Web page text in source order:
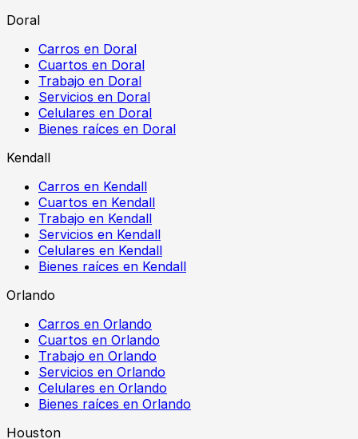
Doral
Carros en Doral
Cuartos en Doral
Trabajo en Doral
Servicios en Doral
Celulares en Doral
Bienes raíces en Doral
Kendall
Carros en Kendall
Cuartos en Kendall
Trabajo en Kendall
Servicios en Kendall
Celulares en Kendall
Bienes raíces en Kendall
Orlando
Carros en Orlando
Cuartos en Orlando
Trabajo en Orlando
Servicios en Orlando
Celulares en Orlando
Bienes raíces en Orlando
Houston